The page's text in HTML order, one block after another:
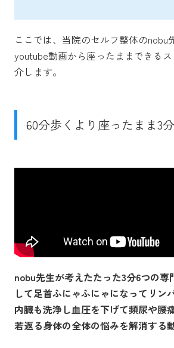
ここでは、当院のセルフ整体のnobu
youtube動画から座ったままできる
介します。
60分歩くより座ったまま3
nobu先生が考えたたった3分6つの専
して足首ふにゃふにゃになってリン
内臓も洗浄し血圧を下げて頻尿や腰
若返る身体の全体の悩みを解消する